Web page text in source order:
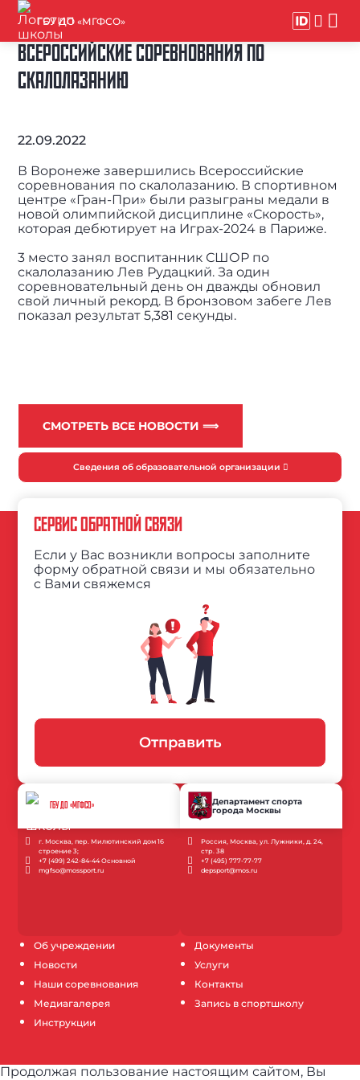
ГБУ ДО «МГФСО»
ВСЕРОССИЙСКИЕ СОРЕВНОВАНИЯ ПО
СКАЛОЛАЗАНИЮ
22.09.2022
В Воронеже завершились Всероссийские
соревнования по скалолазанию. В спортивном
центре «Гран-При» были разыграны медали в
новой олимпийской дисциплине «Скорость»,
которая дебютирует на Играх-2024 в Париже.
3 место занял воспитанник СШОР по
скалолазанию Лев Рудацкий. За один
соревновательный день он дважды обновил
свой личный рекорд. В бронзовом забеге Лев
показал результат 5,381 секунды.
СМОТРЕТЬ ВСЕ НОВОСТИ ⟹
Сведения об образовательной организации
Об учреждении
Новости
Наши соревнования
Медиагалерея
Инструкции
Документы
Услуги
Контакты
Запись в спортшколу
СЕРВИС ОБРАТНОЙ СВЯЗИ
Если у Вас возникли вопросы заполните
форму обратной связи и мы обязательно
с Вами свяжемся
Отправить
ГБУ ДО «МГФСО»
г. Москва, пер. Милютинский дом 16
строение 3;
+7 (499) 242-84-44 Основной
mgfso@mossport.ru
Департамент спорта
города Москвы
Россия, Москва, ул. Лужники, д. 24,
стр. 38
+7 (495) 777-77-77
depsport@mos.ru
Продолжая пользование настоящим сайтом, Вы